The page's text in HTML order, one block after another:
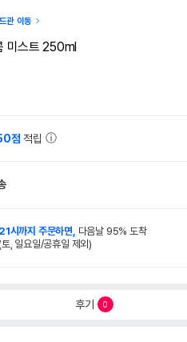
관 이동
미스트 250ml
점 적립
21시까지 주문하면, 다음날 95% 도착
(토, 일요일/공휴일 제외)
후기 0